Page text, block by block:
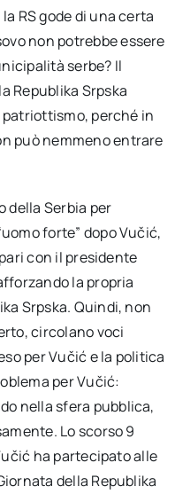
RS gode di una certa
non potrebbe essere
serbe? Il
Republika Srpska
perché in
può nemmeno entrare
della Serbia per
forte” dopo Vučić,
con il presidente
la propria
Srpska. Quindi, non
circolano voci
per Vučić e la politica
per Vučić:
nella sfera pubblica,
Lo scorso 9
ha partecipato alle
della Republika